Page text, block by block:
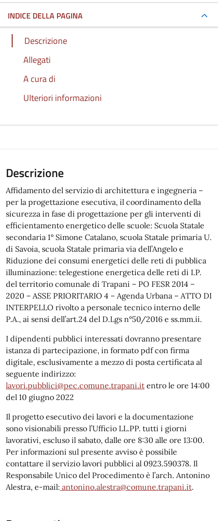
INDICE DELLA PAGINA
Descrizione
Allegati
A cura di
Ulteriori informazioni
Descrizione
Affidamento del servizio di architettura e ingegneria –
per la progettazione esecutiva, il coordinamento della
sicurezza in fase di progettazione per gli interventi di
efficientamento energetico delle scuole: Scuola Statale
secondaria 1° Simone Catalano, scuola Statale primaria U.
di Savoia, scuola Statale primaria via dell’Angelo e
Riduzione dei consumi energetici delle reti di pubblica
illuminazione: telegestione energetica delle reti di I.P.
del territorio comunale di Trapani – PO FESR 2014 –
2020 – ASSE PRIORITARIO 4 – Agenda Urbana – ATTO DI
INTERPELLO rivolto a personale tecnico interno delle
P.A., ai sensi dell’art.24 del D.Lgs n°50/2016 e ss.mm.ii.
I dipendenti pubblici interessati dovranno presentare
istanza di partecipazione, in formato pdf con firma
digitale, esclusivamente a mezzo di posta certificata al
seguente indirizzo:
lavori.pubblici@pec.comune.trapani.it entro le ore 14:00
del 10 giugno 2022
Il progetto esecutivo dei lavori e la documentazione
sono visionabili presso l’Ufficio LL.PP. tutti i giorni
lavorativi, escluso il sabato, dalle ore 8:30 alle ore 13:00.
Per informazioni sul presente avviso è possibile
contattare il servizio lavori pubblici al 0923.590378. Il
Responsabile Unico del Procedimento è l’arch. Antonino
Alestra, e-mail: antonino.alestra@comune.trapani.it.